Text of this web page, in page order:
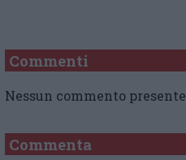
Commenti
Nessun commento presente
Commenta